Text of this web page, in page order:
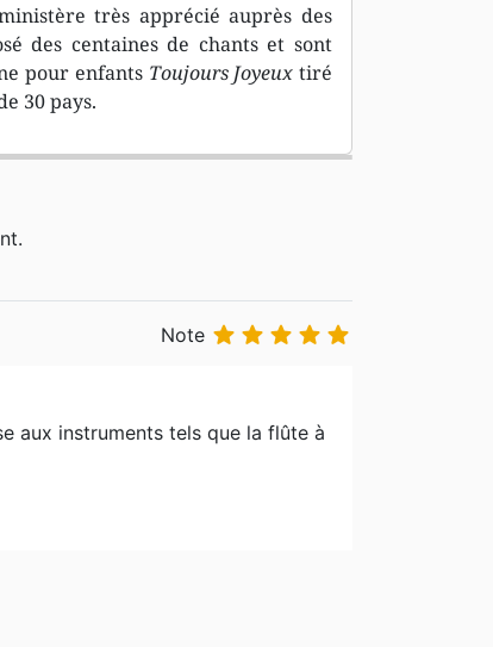
très apprécié auprès des
des centaines de chants et sont
pour enfants Toujours Joyeux tiré
30 pays.
Note     
aux instruments tels que la flûte à